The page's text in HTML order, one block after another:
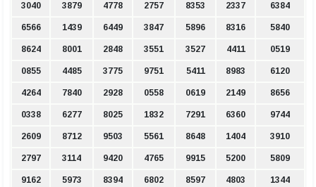
3040 3879 4778 2757 8353 2337 6384
6566 1439 6449 3847 5896 8316 5840
8624 8001 2848 3551 3527 4411 0519
0855 4485 3775 9751 5411 8983 6120
4264 7840 2928 0558 0619 2149 8656
0338 6277 8025 1832 7291 6360 9744
2609 8712 9503 5561 8648 1404 3910
2797 3114 9420 4765 9915 5200 5809
9162 5973 8394 6802 8597 4803 1344